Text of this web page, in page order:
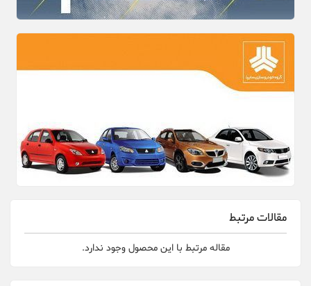
مقالات مرتبط
مقاله مرتبط با این محصول وجود ندارد.